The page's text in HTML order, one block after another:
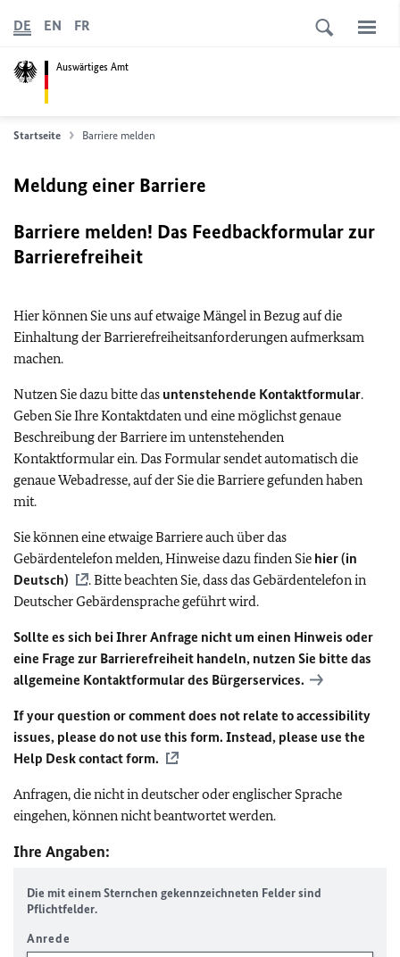
Auswärtiges Amt
DE EN FR
Startseite Barriere melden
Meldung einer Barriere
Barriere melden! Das Feedbackformular zur
Barrierefreiheit
Hier können Sie uns auf etwaige Mängel in Bezug auf die
Einhaltung der Barrierefreiheitsanforderungen aufmerksam
machen.
Nutzen Sie dazu bitte das untenstehende Kontaktformular.
Geben Sie Ihre Kontaktdaten und eine möglichst genaue
Beschreibung der Barriere im untenstehenden
Kontaktformular ein. Das Formular sendet automatisch die
genaue Webadresse, auf der Sie die Barriere gefunden haben
mit.
Sie können eine etwaige Barriere auch über das
Gebärdentelefon melden, Hinweise dazu finden Sie hier (in
Deutsch)
. Bitte beachten Sie, dass das Gebärdentelefon in
Deutscher Gebärdensprache geführt wird.
Sollte es sich bei Ihrer Anfrage nicht um einen Hinweis oder
eine Frage zur Barrierefreiheit handeln, nutzen Sie bitte das
allgemeine Kontaktformular des Bürgerservices.
If your question or comment does not relate to accessibility
issues, please do not use this form. Instead, please use the
Help Desk contact form.
Anfragen, die nicht in deutscher oder englischer Sprache
eingehen, können nicht beantwortet werden.
Ihre Angaben:
Die mit einem Sternchen gekennzeichneten Felder sind
Pflichtfelder.
Anrede